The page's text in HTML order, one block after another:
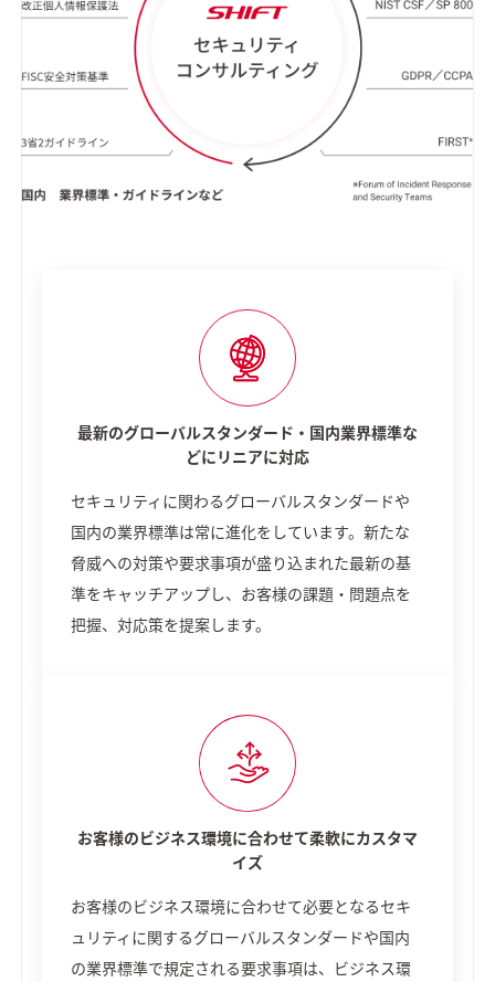
最新のグローバルスタンダード・国内業界標準な
どにリニアに対応
セキュリティに関わるグローバルスタンダードや
国内の業界標準は常に進化をしています。新たな
脅威への対策や要求事項が盛り込まれた最新の基
準をキャッチアップし、お客様の課題・問題点を
把握、対応策を提案します。
お客様のビジネス環境に合わせて柔軟にカスタマ
イズ
お客様のビジネス環境に合わせて必要となるセキ
ュリティに関するグローバルスタンダードや国内
の業界標準で規定される要求事項は、ビジネス環